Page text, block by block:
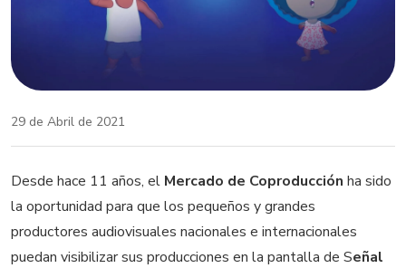
29 de Abril de 2021
Desde hace 11 años, el Mercado de Coproducción ha sido
la oportunidad para que los pequeños y grandes
productores audiovisuales nacionales e internacionales
puedan visibilizar sus producciones en la pantalla de Señal